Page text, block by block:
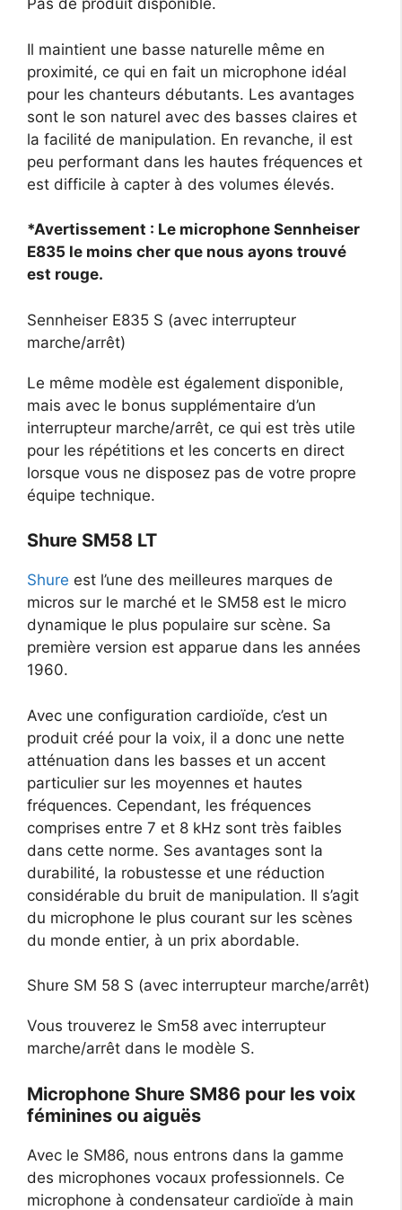
Pas de produit disponible.
Il maintient une basse naturelle même en
proximité, ce qui en fait un microphone idéal
pour les chanteurs débutants. Les avantages
sont le son naturel avec des basses claires et
la facilité de manipulation. En revanche, il est
peu performant dans les hautes fréquences et
est difficile à capter à des volumes élevés.
*Avertissement : Le microphone Sennheiser
E835 le moins cher que nous ayons trouvé
est rouge.
Sennheiser E835 S (avec interrupteur
marche/arrêt)
Le même modèle est également disponible,
mais avec le bonus supplémentaire d’un
interrupteur marche/arrêt, ce qui est très utile
pour les répétitions et les concerts en direct
lorsque vous ne disposez pas de votre propre
équipe technique.
Shure SM58 LT
Shure est l’une des meilleures marques de
micros sur le marché et le SM58 est le micro
dynamique le plus populaire sur scène. Sa
première version est apparue dans les années
1960.
Avec une configuration cardioïde, c’est un
produit créé pour la voix, il a donc une nette
atténuation dans les basses et un accent
particulier sur les moyennes et hautes
fréquences. Cependant, les fréquences
comprises entre 7 et 8 kHz sont très faibles
dans cette norme. Ses avantages sont la
durabilité, la robustesse et une réduction
considérable du bruit de manipulation. Il s’agit
du microphone le plus courant sur les scènes
du monde entier, à un prix abordable.
Shure SM 58 S (avec interrupteur marche/arrêt)
Vous trouverez le Sm58 avec interrupteur
marche/arrêt dans le modèle S.
Microphone Shure SM86 pour les voix
féminines ou aiguës
Avec le SM86, nous entrons dans la gamme
des microphones vocaux professionnels. Ce
microphone à condensateur cardioïde à main